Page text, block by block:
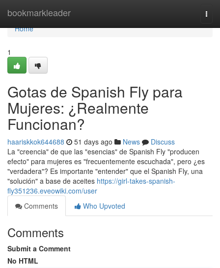
bookmarkleader
Home
Home
1
Gotas de Spanish Fly para
Mujeres: ¿Realmente
Funcionan?
haariskkok644688 51 days ago News
Discuss
La "creencia" de que las "esencias" de Spanish Fly "producen
efecto" para mujeres es "frecuentemente escuchada", pero ¿es
"verdadera"? Es importante "entender" que el Spanish Fly, una
"solución" a base de aceites https://girl-takes-spanish-
fly351236.eveowiki.com/user
Comments
Who Upvoted
Comments
Submit a Comment
No HTML